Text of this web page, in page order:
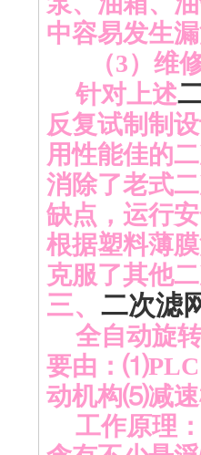
中容易发生
（3） 维
针对上述
反复试制制
用性能佳的
消除了老式
缺点，运行
根据塑料薄
克服了其他
三、 二次滤
全自动旋
要由： ⑴PLC
动机构⑸减
工作原理